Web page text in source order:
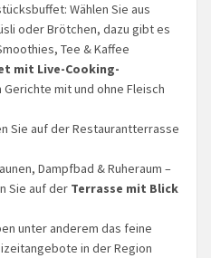
Wählen Sie aus
oder Brötchen, dazu gibt es
Tee & Kaffee
mit Live-Cooking-
mit und ohne Fleisch
Sie auf der Restaurantterrasse
Dampfbad & Ruheraum –
Sie auf der Terrasse mit Blick
unter anderem das feine
in der Region